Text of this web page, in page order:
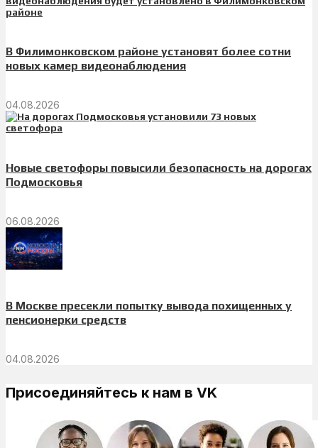
В Филимонковском районе установят более сотни
новых камер видеонаблюдения
04.08.2026
Новые светофоры повысили безопасность на дорогах
Подмосковья
06.08.2026
В Москве пресекли попытку вывода похищенных у
пенсионерки средств
04.08.2026
Присоединяйтесь к нам в VK